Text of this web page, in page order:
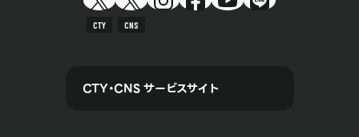
CTY CNS
CTY・CNS サービスサイト